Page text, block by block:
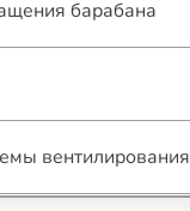
барабана
вентилирования